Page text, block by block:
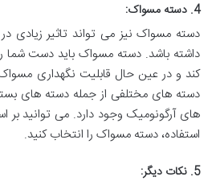
4. دسته مسواک:
دسته مسواک نیز می تواند تاثیر زیادی
داشته باشد. دسته مسواک باید دست شما
کند و در عین حال قابلیت نگهداری مسواک
دسته های مختلفی از جمله دسته های
های آرگونومیک وجود دارد. می توانید
استفاده، دسته مسواک را انتخاب کنید.
5. نکات دیگر: